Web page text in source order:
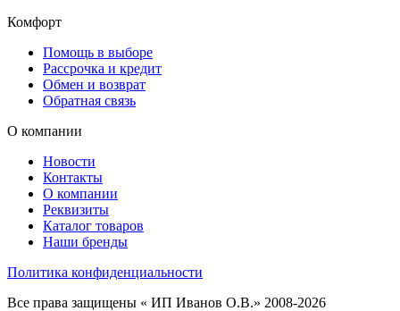
Комфорт
Помощь в выборе
Рассрочка и кредит
Обмен и возврат
Обратная связь
О компании
Новости
Контакты
О компании
Реквизиты
Каталог товаров
Наши бренды
Политика конфиденциальности
Все права защищены « ИП Иванов О.В.» 2008-2026